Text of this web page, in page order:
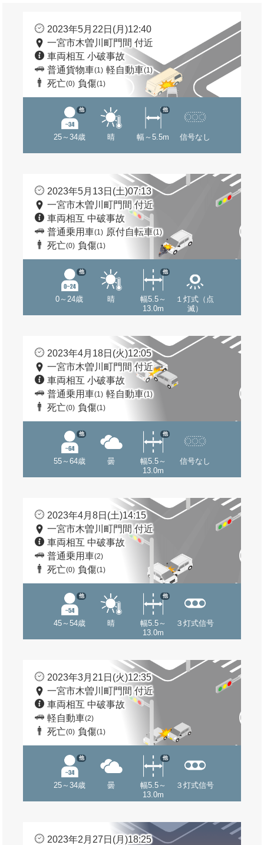
2023年5月22日(月)12:40
一宮市木曽川町門間 付近
車両相互 小破事故
普通貨物車(1) 軽自動車(1)
死亡(0) 負傷(1)
25～34歳
他
晴 幅～5.5m
他
信号なし
2023年5月13日(土)07:13
一宮市木曽川町門間 付近
車両相互 中破事故
普通乗用車(1) 原付自転車(1)
死亡(0) 負傷(1)
0～24歳
他
晴
幅5.5～
13.0m
他
１灯式（点
滅）
2023年4月18日(火)12:05
一宮市木曽川町門間 付近
車両相互 小破事故
普通乗用車(1) 軽自動車(1)
死亡(0) 負傷(1)
55～64歳
他
曇
幅5.5～
13.0m
他
信号なし
2023年4月8日(土)14:15
一宮市木曽川町門間 付近
車両相互 中破事故
普通乗用車(2)
死亡(0) 負傷(1)
45～54歳
他
晴
幅5.5～
13.0m
他
３灯式信号
2023年3月21日(火)12:35
一宮市木曽川町門間 付近
車両相互 中破事故
軽自動車(2)
死亡(0) 負傷(1)
25～34歳
他
曇
幅5.5～
13.0m
他
３灯式信号
2023年2月27日(月)18:25